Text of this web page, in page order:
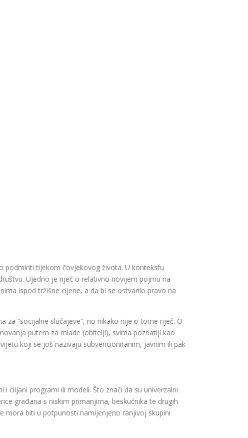
podmiriti tijekom čovjekovog života. U kontekstu
Ujedno je riječ o relativno novijem pojmu na
ispod tržišne cijene, a da bi se ostvarilo pravo na
“socijalne slučajeve”, no nikako nije o tome riječ. O
putem za mlade (obitelji), svima poznatiji kao
koji se još nazivaju subvencioniranim, javnim ili pak
ciljani programi ili modeli. Što znači da su univerzalni
građana s niskim primanjima, beskućnika te drugih
mora biti u potpunosti namijenjeno ranjivoj skupini